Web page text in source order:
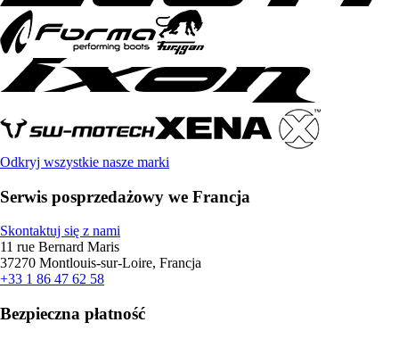
Odkryj wszystkie nasze marki
Serwis posprzedażowy we Francja
Skontaktuj się z nami
11 rue Bernard Maris
37270 Montlouis-sur-Loire, Francja
+33 1 86 47 62 58
Bezpieczna płatność